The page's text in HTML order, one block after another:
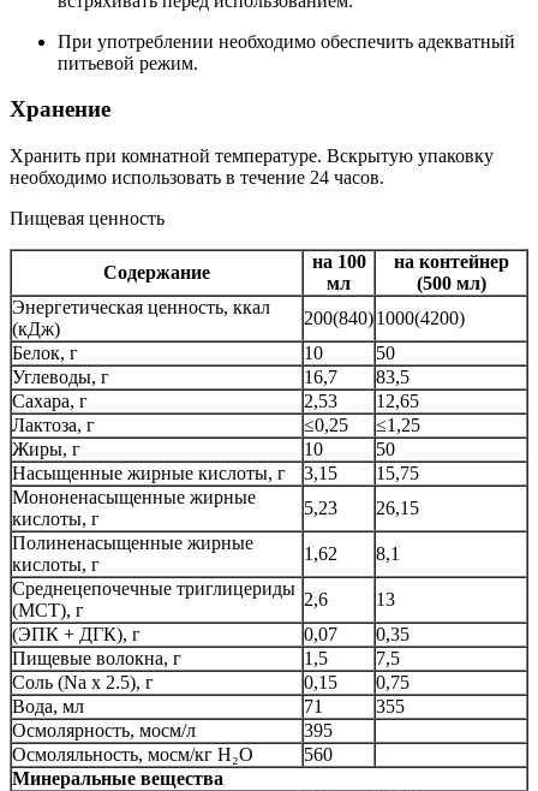
При употреблении необходимо обеспечить адекватный
питьевой режим.
Хранение
Хранить при комнатной температуре. Вскрытую упаковку
необходимо использовать в течение 24 часов.
Пищевая ценность
Содержание
на 100
мл
на контейнер
(500 мл)
Энергетическая ценность, ккал
(кДж)
200(840)1000(4200)
Белок, г
10
50
Углеводы, г
16,7
83,5
Сахара, г
2,53
12,65
Лактоза, г
≤0,25
≤1,25
Жиры, г
10
50
Насыщенные жирные кислоты, г
3,15
15,75
Мононенасыщенные жирные
кислоты, г
5,23
26,15
Полиненасыщенные жирные
кислоты, г
1,62
8,1
Среднецепочечные триглицериды
(МСТ), г
2,6
13
(ЭПК + ДГК), г
0,07
0,35
Пищевые волокна, г
1,5
7,5
Соль (Na x 2.5), г
0,15
0,75
Вода, мл
71
355
Осмолярность, мосм/л
395
Осмоляльность, мосм/кг H₂O
560
Минеральные вещества